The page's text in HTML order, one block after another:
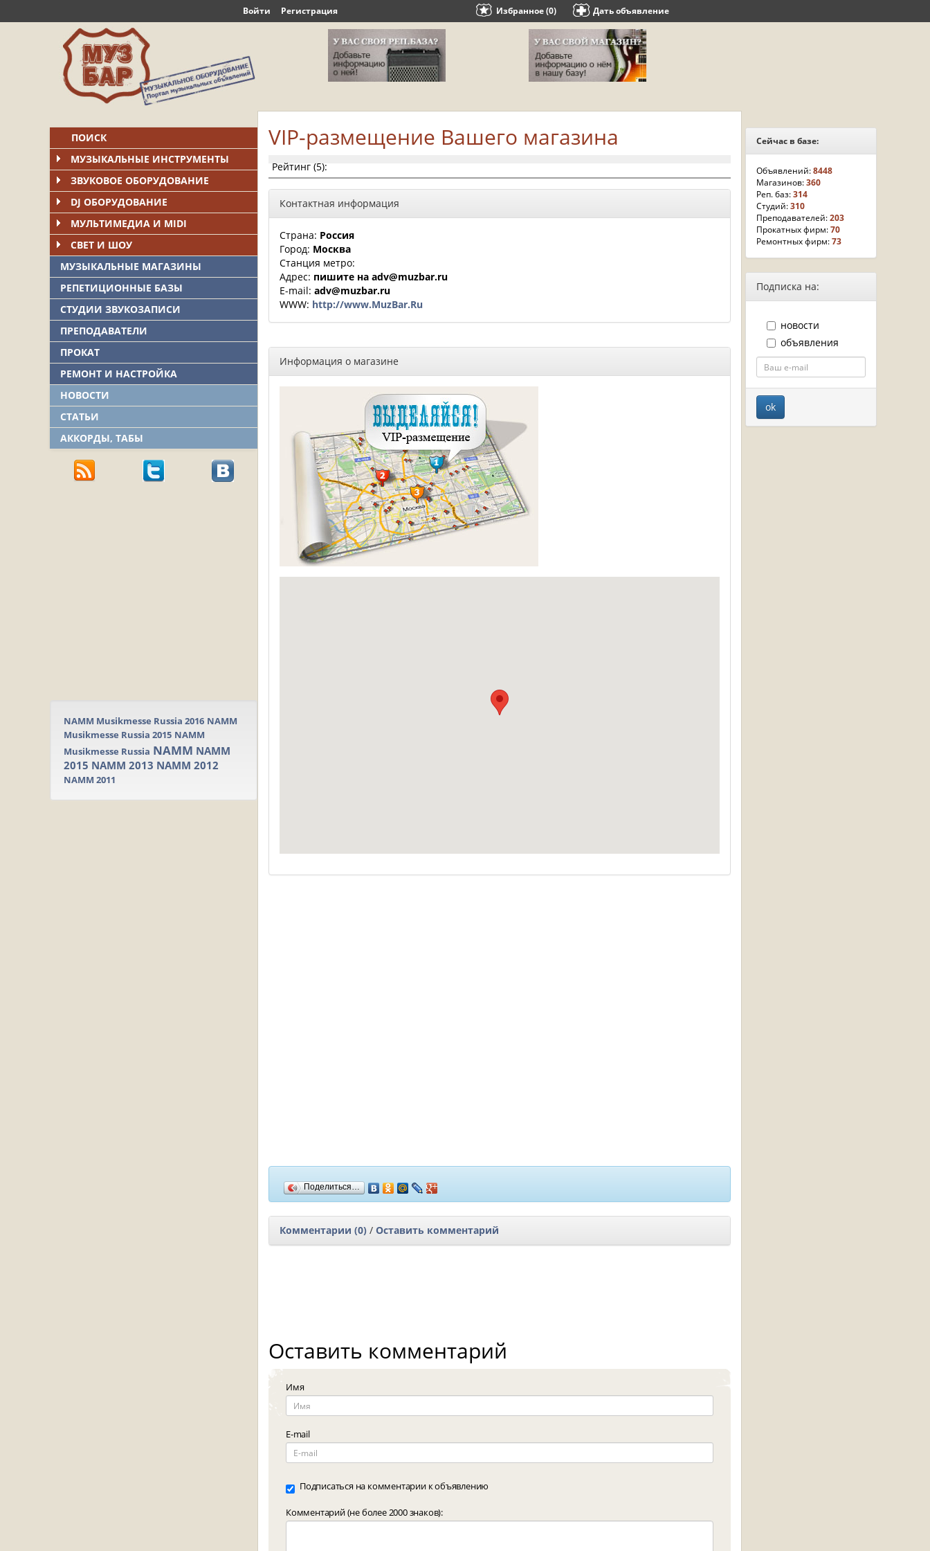
Войти Регистрация Избранное (0) Дать объявление
ПОИСК
МУЗЫКАЛЬНЫЕ ИНСТРУМЕНТЫ
ЗВУКОВОЕ ОБОРУДОВАНИЕ
DJ ОБОРУДОВАНИЕ
МУЛЬТИМЕДИА И MIDI
СВЕТ И ШОУ
МУЗЫКАЛЬНЫЕ МАГАЗИНЫ
РЕПЕТИЦИОННЫЕ БАЗЫ
СТУДИИ ЗВУКОЗАПИСИ
ПРЕПОДАВАТЕЛИ
ПРОКАТ
РЕМОНТ И НАСТРОЙКА
НОВОСТИ
СТАТЬИ
АККОРДЫ, ТАБЫ
NAMM Musikmesse Russia 2016 NAMM
Musikmesse Russia 2015 NAMM
Musikmesse Russia NAMM NAMM
2015 NAMM 2013 NAMM 2012
NAMM 2011
VIP-размещение Вашего магазина
Рейтинг (5):
Контактная информация
Страна: Россия
Город: Москва
Станция метро:
Адрес: пишите на adv@muzbar.ru
E-mail: adv@muzbar.ru
WWW: http://www.MuzBar.Ru
Информация о магазине
Поделиться…
Комментарии (0) / Оставить комментарий
Оставить комментарий
Имя
E-mail
Подписаться на комментарии к объявлению
Комментарий (не более 2000 знаков):
Сейчас в базе:
Объявлений:8448
Магазинов:360
Реп. баз:314
Студий:310
Преподавателей:203
Прокатных фирм:70
Ремонтных фирм:73
Подписка на:
новости
объявления